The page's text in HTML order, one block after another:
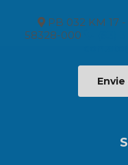
PB 032 KM 17
58328-000